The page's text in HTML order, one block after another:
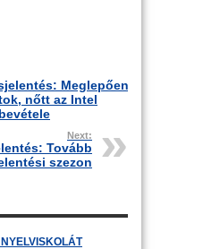
Meglepően
nőtt az Intel
Next:
Tovább
szezon